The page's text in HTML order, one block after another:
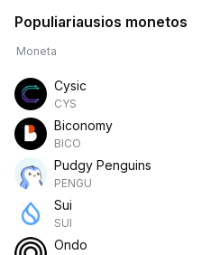
Populiariausios monetos
Moneta
Cysic
CYS
Biconomy
BICO
Pudgy Penguins
PENGU
Sui
SUI
Ondo